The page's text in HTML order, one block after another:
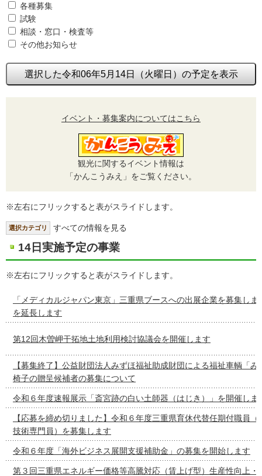
各種募集
試験
相談・窓口・検査等
その他お知らせ
選択した令和06年5月14日（火曜日）の予定を表示
イベント・募集案内についてはこちら
観光に関するイベント情報は
「かんこうみえ」をご覧ください。
※左右にフリックすると表がスライドします。
選択カテゴリ すべての情報を見る
14日実施予定の事業
※左右にフリックすると表がスライドします。
「メディカルジャパン東京」三重県ブースへの出展企業を募集し
を延長します
第12回木曽岬干拓地土地利用検討協議会を開催します
【募集終了】公益財団法人みずほ福祉助成財団による福祉車輌「
椅子の贈呈候補者の募集について
令和６年度速報展示「斎宮跡の白い土師器（はじき）」を開催しま
【応募を締め切りました】令和６年度三重県育休代替任期付職員
技術専門員）を募集します
令和６年度「海外ビジネス展開支援補助金」の募集を開始します
第３回三重県エネルギー価格等高騰対応（賃上げ型）生産性向上・